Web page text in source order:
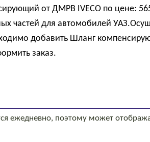
от ДМРВ IVECO по цене:
частей для автомобилей
добавить Шланг
заказ.
ежедневно, поэтому может